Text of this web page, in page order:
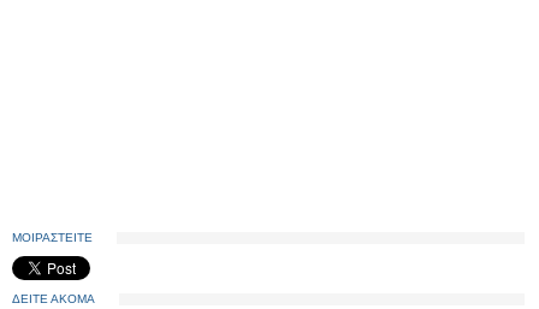
ΜΟΙΡΑΣΤΕΙΤΕ
ΔΕΙΤΕ ΑΚΟΜΑ